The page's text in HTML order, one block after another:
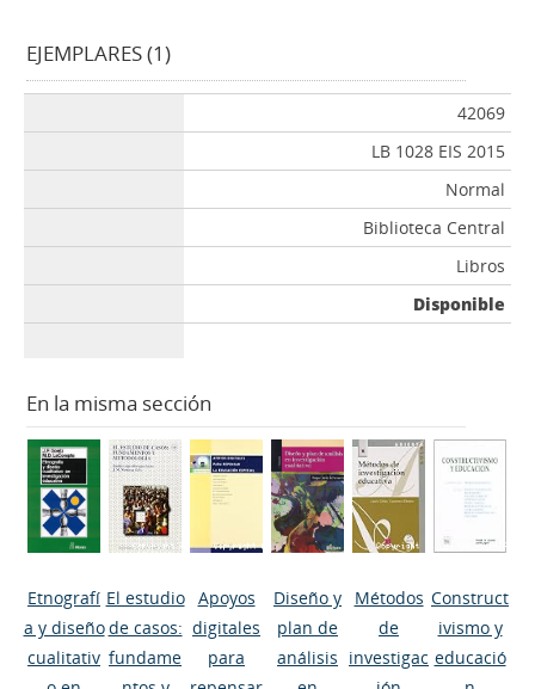
EJEMPLARES (1)
42069
LB 1028 EIS 2015
Normal
Biblioteca Central
Libros
Disponible
En la misma sección
Etnografí
a y diseño
cualitativ
El estudio
de casos:
fundame
Apoyos
digitales
para
Diseño y
plan de
análisis
Métodos
de
investigac
Construct
ivismo y
educació